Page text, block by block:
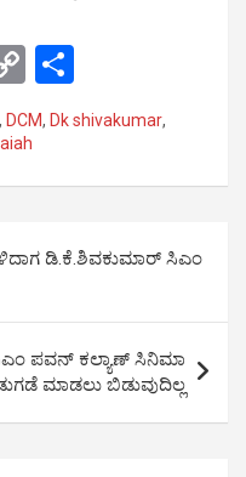
C
o
py
Li
k
h
e
, DCM, Dk shivakumar,
ಡಿ.ಕೆ.ಶಿವಕುಮಾರ್ ಸಿಎಂ
ಪವನ್ ಕಲ್ಯಾಣ್ ಸಿನಿಮಾ
ಮಾಡಲು ಬಿಡುವುದಿಲ್ಲ